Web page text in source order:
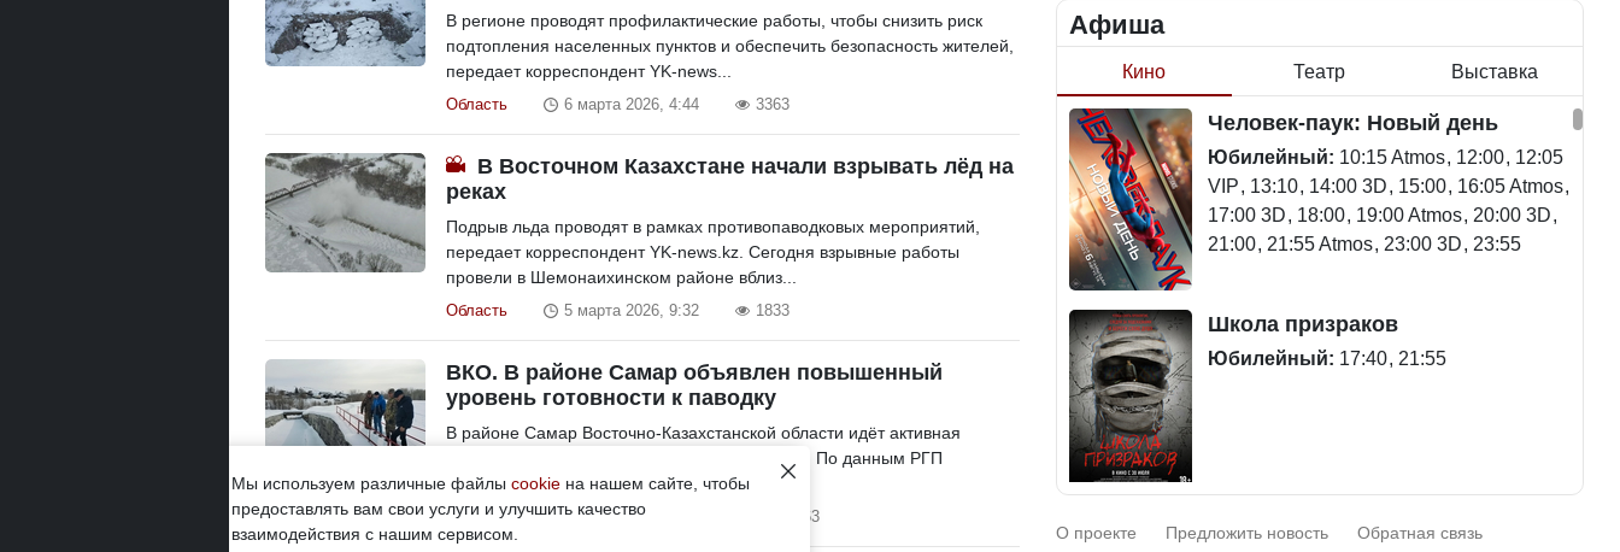
В регионе проводят профилактические работы, чтобы снизить риск
подтопления населенных пунктов и обеспечить безопасность жителей,
передает корреспондент YK-news...
Область 6 марта 2026, 4:44 3363
В Восточном Казахстане начали взрывать лёд на
реках
Подрыв льда проводят в рамках противопаводковых мероприятий,
передает корреспондент YK-news.kz. Сегодня взрывные работы
провели в Шемонаихинском районе вблиз...
Область 5 марта 2026, 9:32 1833
ВКО. В районе Самар объявлен повышенный
уровень готовности к паводку
В районе Самар Восточно-Казахстанской области идёт активная
подготовка к паводковому периоду 2026 года. По данным РГП
«Казгидромет», регион относится к числу те...
Область 17 февраля 2026, 5:29 1063
алименты, экология — о
чем говорят с
избирателями
представители партий
Министр рассказал, из чего
делают колбасу в
Казахстане
казахстанские товары
метапневмовирус
эпидемией, рассказали в
ВОЗ
потерпел крушение в
Южной Корее, погибли 120
человек
Актау: Путин принес
Афиша
Кино Театр Выставка
Человек-паук: Новый день
Юбилейный: 10:15 Atmos 12:00 12:05
VIP 13:10 14:00 3D 15:00 16:05 Atmos
17:00 3D 18:00 19:00 Atmos 20:00 3D
21:00 21:55 Atmos 23:00 3D 23:55
Школа призраков
Юбилейный: 17:40 21:55
Смешарики сквозь вселенные
О проекте Предложить новость Обратная связь
Мы используем различные файлы cookie на нашем сайте, чтобы
предоставлять вам свои услуги и улучшить качество
взаимодействия с нашим сервисом.